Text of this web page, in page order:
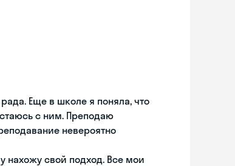
Еще в школе я поняла, что
с ним. Преподаю
невероятно
нахожу свой подход. Все мои